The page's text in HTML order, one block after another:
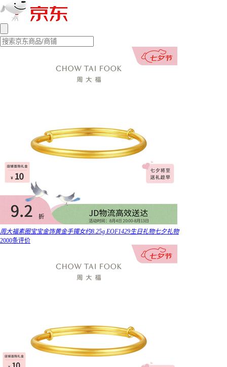
周大福素圈宝宝金饰黄金手镯女约8.25g EOF1429生日礼物七夕礼物
2000条评价